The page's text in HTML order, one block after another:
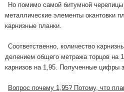
Но помимо самой битумной черепицы
металлические элементы окантовки
карнизные планки.
Соответственно, количество
делением общего метража торцов на
карнизов на 1,95. Полученные цифры
Вопрос почему 1,95? Потому, что